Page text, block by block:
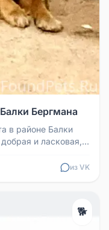
Бергмана
в районе Балки
и ласковая,
из VK
🐕